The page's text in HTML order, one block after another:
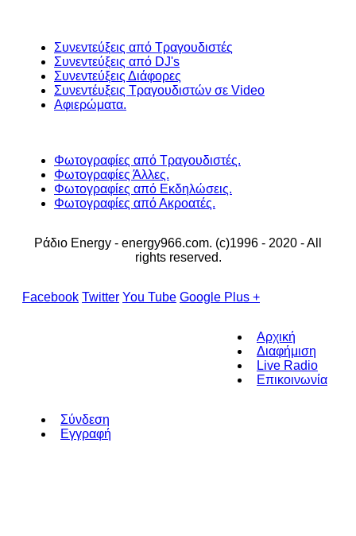
Συνεντεύξεις από Τραγουδιστές
Συνεντεύξεις από DJ's
Συνεντεύξεις Διάφορες
Συνεντέυξεις Τραγουδιστών σε Video
Αφιερώματα.
Φωτογραφίες από Τραγουδιστές.
Φωτογραφίες Άλλες.
Φωτογραφίες από Εκδηλώσεις.
Φωτογραφίες από Ακροατές.
Ράδιο Energy - energy966.com. (c)1996 - 2020 - All
rights reserved.
Facebook Twitter You Tube Google Plus +
Αρχική
Διαφήμιση
Live Radio
Επικοινωνία
Σύνδεση
Εγγραφή